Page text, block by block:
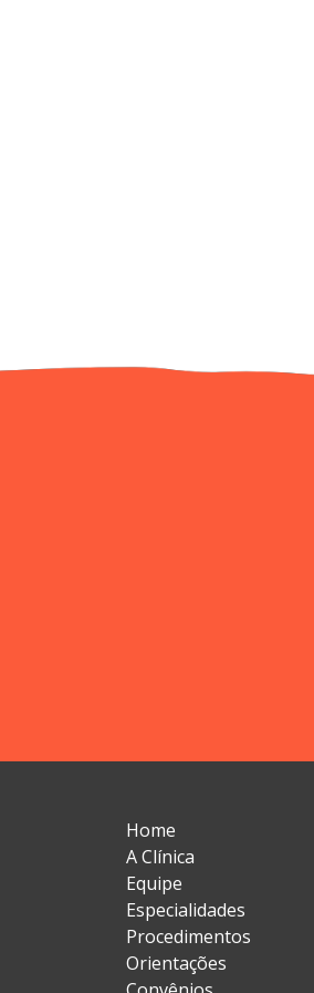
Home
A Clínica
Equipe
Especialidades
Procedimentos
Orientações